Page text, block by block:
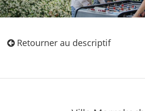
Retourner au descriptif